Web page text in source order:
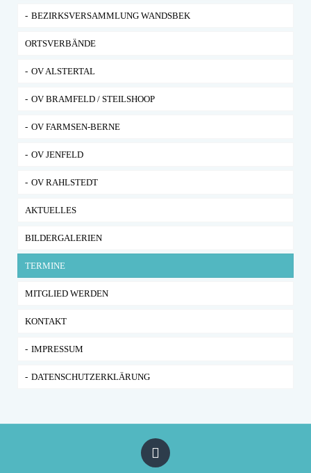
BEZIRKSVERSAMMLUNG WANDSBEK
ORTSVERBÄNDE
OV ALSTERTAL
OV BRAMFELD / STEILSHOOP
OV FARMSEN-BERNE
OV JENFELD
OV RAHLSTEDT
AKTUELLES
BILDERGALERIEN
TERMINE
MITGLIED WERDEN
KONTAKT
IMPRESSUM
DATENSCHUTZERKLÄRUNG